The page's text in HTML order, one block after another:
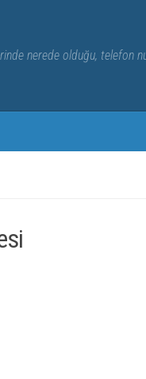
nerede olduğu, telefon